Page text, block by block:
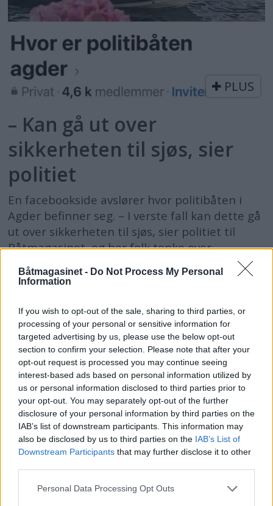
Båtmagasinet - Do Not Process My Personal
Information
If you wish to opt-out of the sale, sharing to third parties, or
processing of your personal or sensitive information for
targeted advertising by us, please use the below opt-out
section to confirm your selection. Please note that after your
opt-out request is processed you may continue seeing
interest-based ads based on personal information utilized by
us or personal information disclosed to third parties prior to
your opt-out. You may separately opt-out of the further
disclosure of your personal information by third parties on the
IAB’s list of downstream participants. This information may
also be disclosed by us to third parties on the IAB’s List of
Downstream Participants that may further disclose it to other
Personal Data Processing Opt Outs
PLUS
– Kan gå ut over
sikkerheten til sjøs, sier
politiet
En facebookside avslører hvor politibåten i
Agder befinner seg. – I verste fall kan dette gå
ut over sikkerheten til sjøs, sier politiet til
Båtmagasinet, og ber folk tenke over
konsekvensene av slik deling.
PLUS
Nusfjord-levende